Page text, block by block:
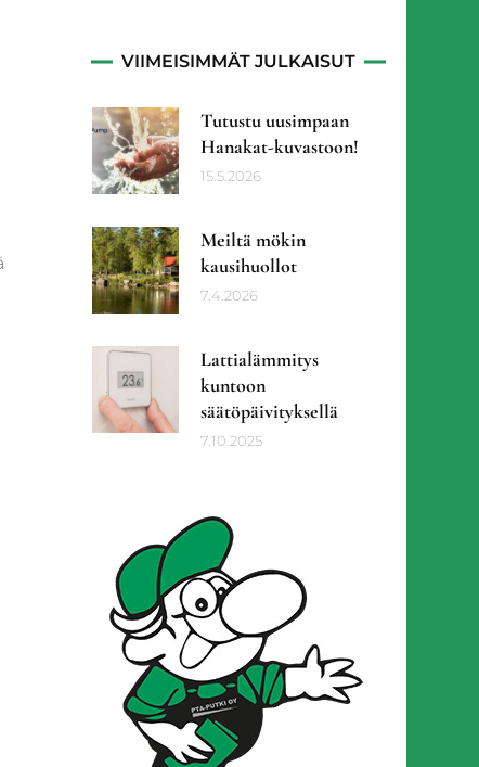
VIIMEISIMMÄT JULKAISUT
Tutustu uusimpaan
Hanakat-kuvastoon!
15.5.2026
Meiltä mökin
kausihuollot
7.4.2026
Lattialämmitys
kuntoon
säätöpäivityksellä
7.10.2025